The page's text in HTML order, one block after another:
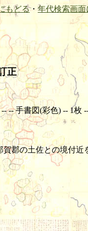
もどる・ 年代検索画面
正
-- 手書図(彩色) -- 1枚
賀郡の土佐との境付